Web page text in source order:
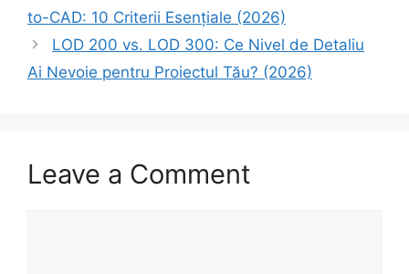
to-CAD: 10 Criterii Esențiale (2026)
LOD 200 vs. LOD 300: Ce Nivel de Detaliu
Ai Nevoie pentru Proiectul Tău? (2026)
Leave a Comment